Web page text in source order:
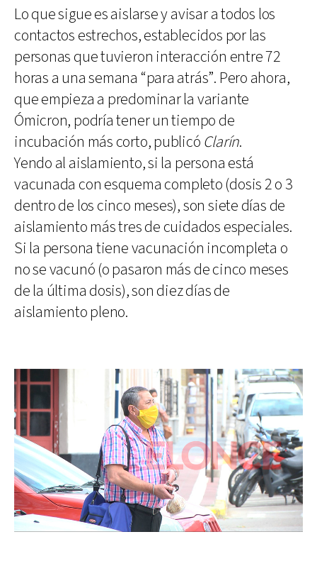
Lo que sigue es aislarse y avisar a todos los
contactos estrechos, establecidos por las
personas que tuvieron interacción entre 72
horas a una semana “para atrás”. Pero ahora,
que empieza a predominar la variante
Ómicron, podría tener un tiempo de
incubación más corto, publicó Clarín.
Yendo al aislamiento, si la persona está
vacunada con esquema completo (dosis 2 o 3
dentro de los cinco meses), son siete días de
aislamiento más tres de cuidados especiales.
Si la persona tiene vacunación incompleta o
no se vacunó (o pasaron más de cinco meses
de la última dosis), son diez días de
aislamiento pleno.